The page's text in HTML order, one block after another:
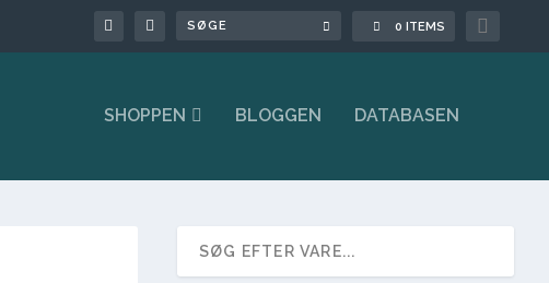
0 ITEMS 
SHOPPEN BLOGGEN DATABASEN